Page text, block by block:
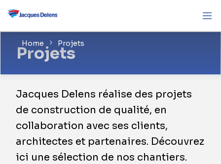
Home Projets
Projets
Jacques Delens réalise des projets
de construction de qualité, en
collaboration avec ses clients,
architectes et partenaires. Découvrez
ici une sélection de nos chantiers.